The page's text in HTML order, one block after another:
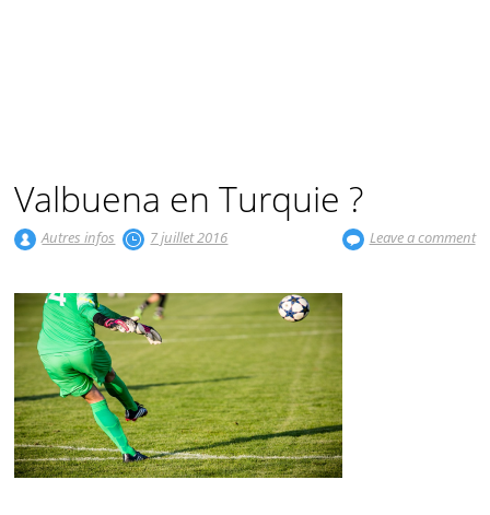
Valbuena en Turquie ?
Autres infos 7 juillet 2016 Leave a comment